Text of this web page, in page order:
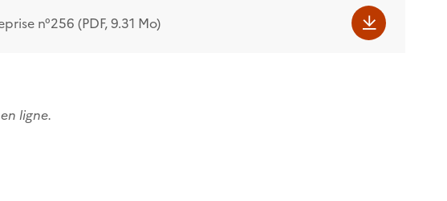
n°256 (PDF, 9.31 Mo)
ligne.